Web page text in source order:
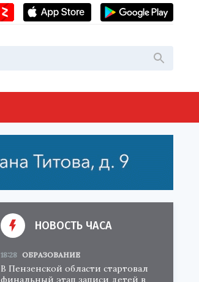
НОВОСТЬ ЧАСА
18:28 ОБРАЗОВАНИЕ
В Пензенской области стартовал
финальный этап записи детей в